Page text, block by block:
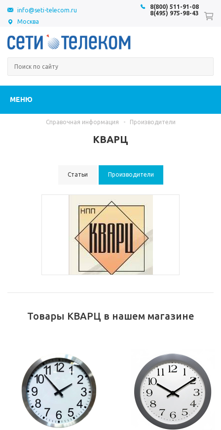
Москва
8(800) 511-91-08
8(495) 975-98-43
info@seti-telecom.ru
МЕНЮ
Справочная информация - Производители
КВАРЦ
Статьи Производители
Товары КВАРЦ в нашем магазине